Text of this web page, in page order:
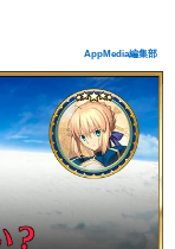
AppMedia編集部